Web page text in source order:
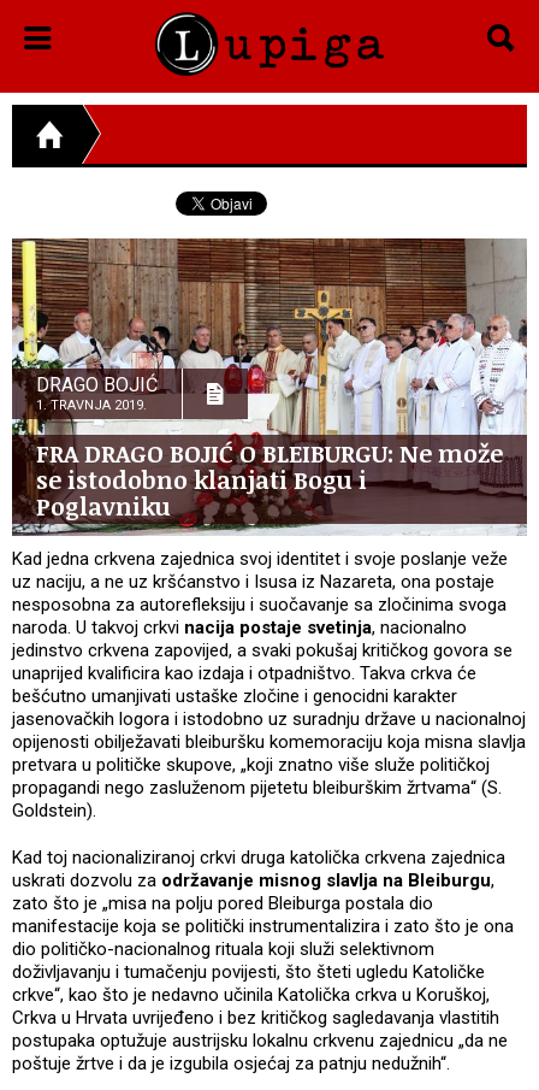
DRAGO BOJIĆ
1. TRAVNJA 2019.
FRA DRAGO BOJIĆ O BLEIBURGU: Ne može
se istodobno klanjati Bogu i
Poglavniku
Kad jedna crkvena zajednica svoj identitet i svoje poslanje veže
uz naciju, a ne uz kršćanstvo i Isusa iz Nazareta, ona postaje
nesposobna za autorefleksiju i suočavanje sa zločinima svoga
naroda. U takvoj crkvi nacija postaje svetinja, nacionalno
jedinstvo crkvena zapovijed, a svaki pokušaj kritičkog govora se
unaprijed kvalificira kao izdaja i otpadništvo. Takva crkva će
bešćutno umanjivati ustaške zločine i genocidni karakter
jasenovačkih logora i istodobno uz suradnju države u nacionalnoj
opijenosti obilježavati bleiburšku komemoraciju koja misna slavlja
pretvara u političke skupove, „koji znatno više služe političkoj
propagandi nego zasluženom pijetetu bleiburškim žrtvama“ (S.
Goldstein).
Kad toj nacionaliziranoj crkvi druga katolička crkvena zajednica
uskrati dozvolu za održavanje misnog slavlja na Bleiburgu,
zato što je „misa na polju pored Bleiburga postala dio
manifestacije koja se politički instrumentalizira i zato što je ona
dio političko-nacionalnog rituala koji služi selektivnom
doživljavanju i tumačenju povijesti, što šteti ugledu Katoličke
crkve“, kao što je nedavno učinila Katolička crkva u Koruškoj,
Crkva u Hrvata uvrijeđeno i bez kritičkog sagledavanja vlastitih
postupaka optužuje austrijsku lokalnu crkvenu zajednicu „da ne
poštuje žrtve i da je izgubila osjećaj za patnju nedužnih“.